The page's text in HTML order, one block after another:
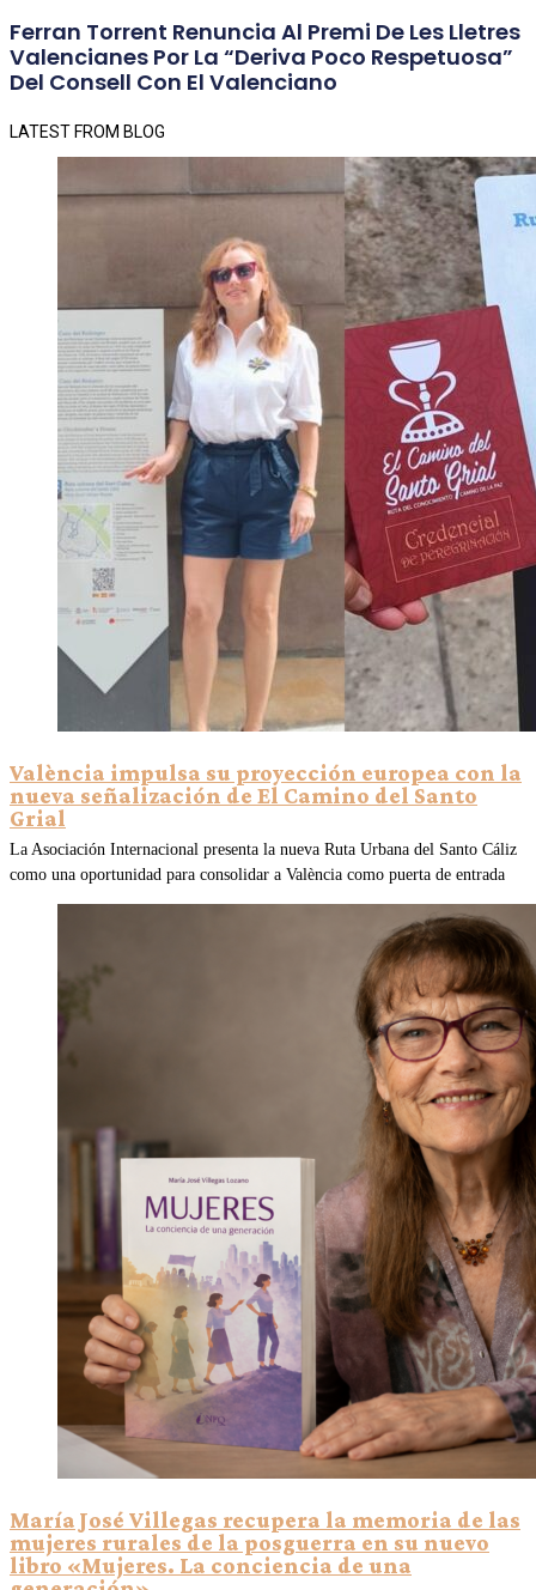
Ferran Torrent Renuncia Al Premi De Les Lletres
Valencianes Por La “deriva Poco Respetuosa”
Del Consell Con El Valenciano
LATEST FROM BLOG
València impulsa su proyección europea con la
nueva señalización de El Camino del Santo
Grial
La Asociación Internacional presenta la nueva Ruta Urbana del Santo Cáliz
como una oportunidad para consolidar a València como puerta de entrada
María José Villegas recupera la memoria de las
mujeres rurales de la posguerra en su nuevo
libro «Mujeres. La conciencia de una